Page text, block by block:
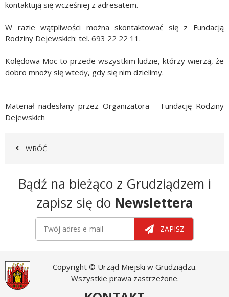
kontaktują się wcześniej z adresatem.
W razie wątpliwości można skontaktować się z Fundacją
Rodziny Dejewskich: tel. 693 22 22 11.
Kolędowa Moc to przede wszystkim ludzie, którzy wierzą, że
dobro mnoży się wtedy, gdy się nim dzielimy.
Materiał nadesłany przez Organizatora – Fundację Rodziny
Dejewskich
WRÓĆ
Newsletter
Bądź na bieżąco z Grudziądzem i
zapisz się do Newslettera
Newsletter
Twój adres e-mail
ZAPISZ
Copyright © Urząd Miejski w Grudziądzu.
Wszystkie prawa zastrzeżone.